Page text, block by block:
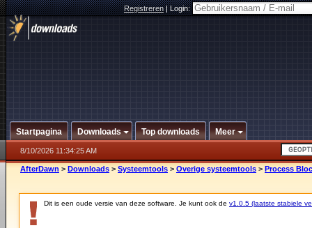
Registreren|Login:
Startpagina Downloads Top downloads Meer
8/10/2026 11:34:25 AM
AfterDawn > Downloads > Systeemtools > Overige systeemtools > Process
Dit is een oude versie van deze software. Je kunt ook de v1.0.5 (laatste stabiele